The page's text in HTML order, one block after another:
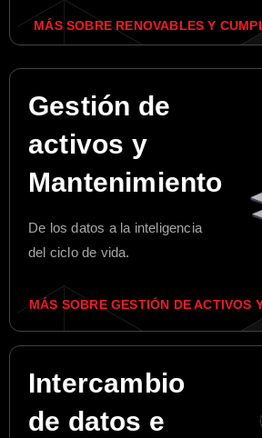
MÁS SOBRE RENOVABLES Y
Gestión de
activos y
Mantenimiento
De los datos a la inteligencia
del ciclo de vida.
MÁS SOBRE GESTIÓN DE ACTIVOS
Intercambio
de datos e